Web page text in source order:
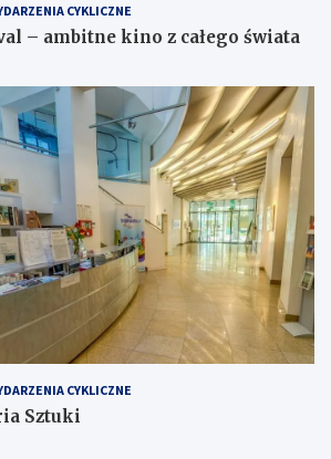
CYKLICZNE
– ambitne kino z całego świata
CYKLICZNE
Sztuki